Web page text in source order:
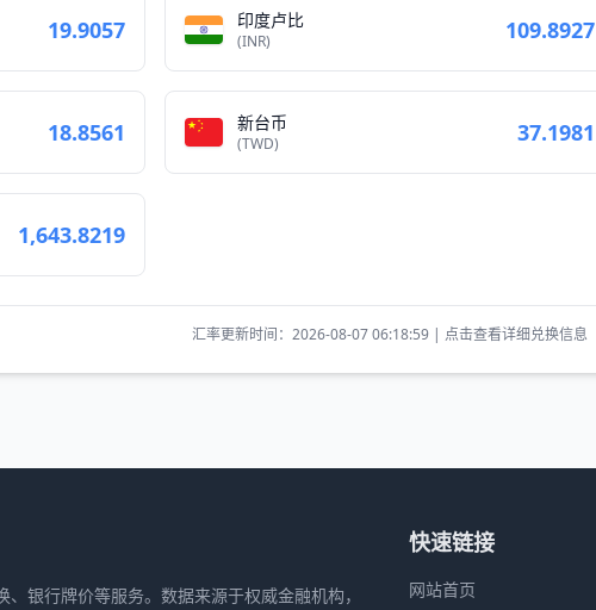
19.9057 印度卢比
(INR) 109.8927
18.8561 新台币
(TWD) 37.1981
1,643.8219
汇率更新时间：2026-08-07 06:18:59 | 点击查看详细兑换信息
银行牌价等服务。数据来源于权威金融机构，
快速链接
网站首页